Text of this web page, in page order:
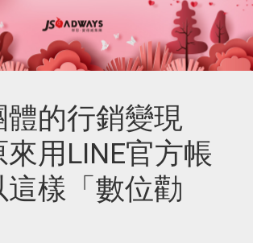
體的行銷變現
來用LINE官方帳
這樣「數位勸